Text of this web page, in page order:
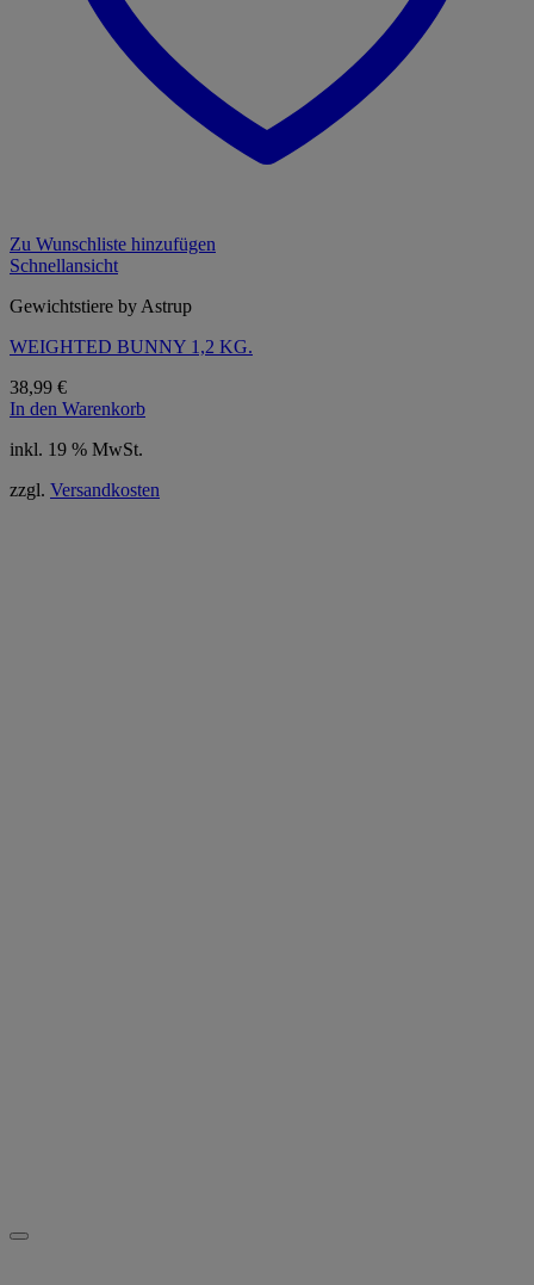
Zu Wunschliste hinzufügen
Schnellansicht
Gewichtstiere by Astrup
WEIGHTED BUNNY 1,2 KG.
38,99 €
In den Warenkorb
inkl. 19 % MwSt.
zzgl. Versandkosten